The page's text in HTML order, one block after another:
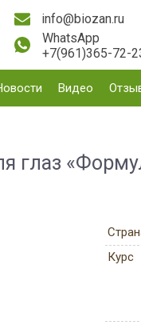
info@biozan.ru
WhatsApp
+7(961)365-72-
Видео
глаз
Курс